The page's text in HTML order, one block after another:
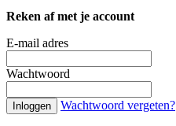
Reken af met je account
E-mail adres
Wachtwoord
Inloggen Wachtwoord vergeten?